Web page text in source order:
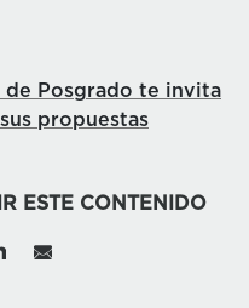
de Posgrado te invita
propuestas
ESTE CONTENIDO